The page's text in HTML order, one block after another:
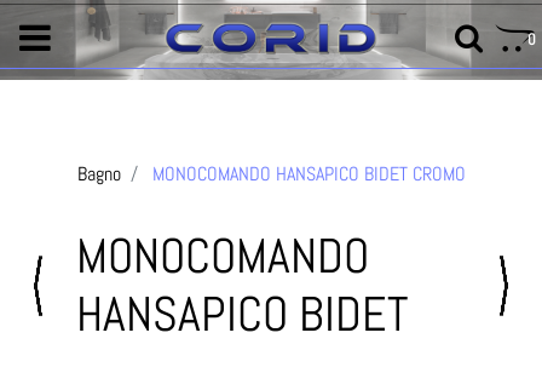
0
Bagno MONOCOMANDO HANSAPICO BIDET CROMO
MONOCOMANDO
HANSAPICO BIDET